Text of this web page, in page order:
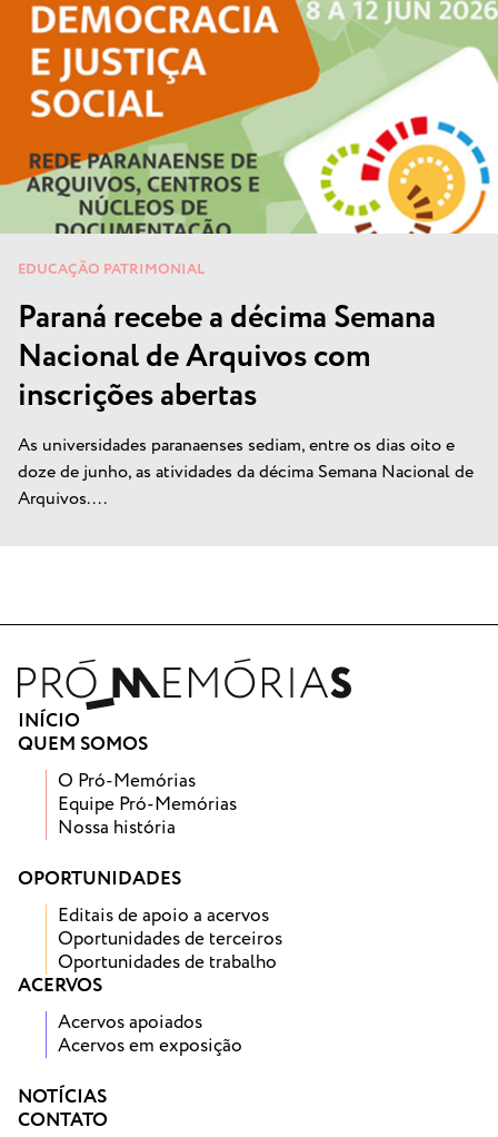
EDUCAÇÃO PATRIMONIAL
Paraná recebe a décima Semana
Nacional de Arquivos com
inscrições abertas
As universidades paranaenses sediam, entre os dias oito e
doze de junho, as atividades da décima Semana Nacional de
Arquivos....
INÍCIO
QUEM SOMOS
O Pró-Memórias
Equipe Pró-Memórias
Nossa história
OPORTUNIDADES
Editais de apoio a acervos
Oportunidades de terceiros
Oportunidades de trabalho
ACERVOS
Acervos apoiados
Acervos em exposição
NOTÍCIAS
CONTATO